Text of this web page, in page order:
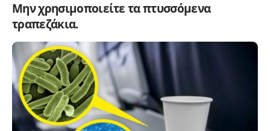
Μην χρησιμοποιείτε τα πτυσσόμενα
τραπεζάκια.